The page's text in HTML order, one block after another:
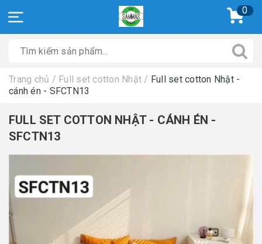
0
Trang chủ / Full set cotton Nhật / Full set cotton Nhật -
cánh én - SFCTN13
FULL SET COTTON NHẬT - CÁNH ÉN -
SFCTN13